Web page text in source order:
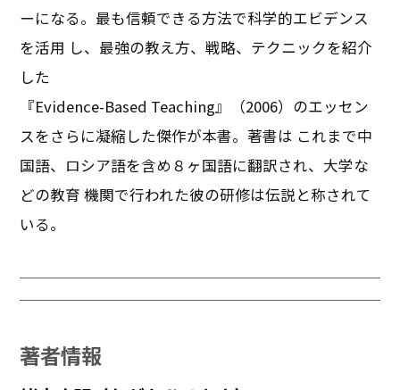
ーになる。最も信頼できる方法で科学的エビデンス
を活用 し、最強の教え方、戦略、テクニックを紹介
した
『Evidence-Based Teaching』（2006）のエッセン
スをさらに凝縮した傑作が本書。著書は これまで中
国語、ロシア語を含め８ヶ国語に翻訳され、大学な
どの教育 機関で行われた彼の研修は伝説と称されて
いる。
著者情報